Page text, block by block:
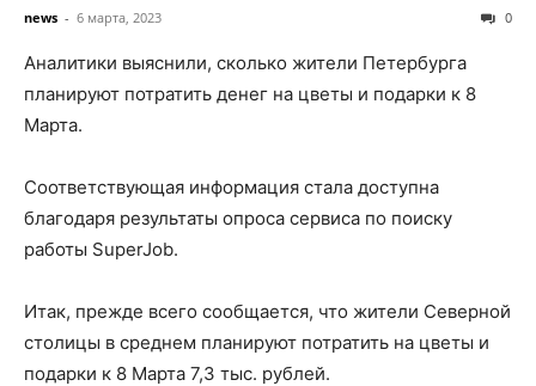
news - 6 марта, 2023 0
Аналитики выяснили, сколько жители Петербурга
планируют потратить денег на цветы и подарки к 8
Марта.
Соответствующая информация стала доступна
благодаря результаты опроса сервиса по поиску
работы SuperJob.
Итак, прежде всего сообщается, что жители Северной
столицы в среднем планируют потратить на цветы и
подарки к 8 Марта 7,3 тыс. рублей.